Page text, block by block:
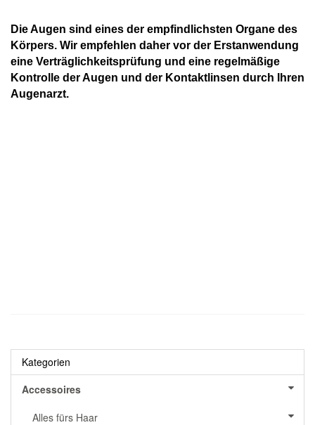
Die Augen sind eines der empfindlichsten Organe des
Körpers. Wir empfehlen daher vor der Erstanwendung
eine Verträglichkeitsprüfung und eine regelmäßige
Kontrolle der Augen und der Kontaktlinsen durch Ihren
Augenarzt.
Kategorien
Accessoires
Alles fürs Haar